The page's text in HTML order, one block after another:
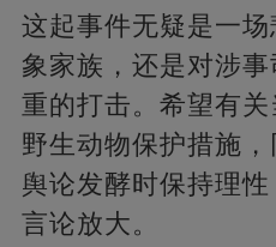
这起事件无疑是一
象家族，还是对涉
重的打击。希望有
野生动物保护措施
舆论发酵时保持理
言论放大。